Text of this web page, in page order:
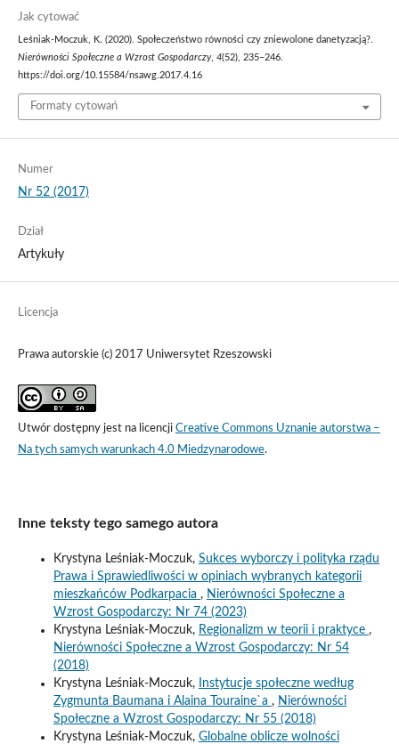
Jak cytować
Leśniak-Moczuk, K. (2020). Społeczeństwo równości czy zniewolone danetyzacją?.
Nierówności Społeczne a Wzrost Gospodarczy, 4(52), 235–246.
https://doi.org/10.15584/nsawg.2017.4.16
Formaty cytowań
Numer
Nr 52 (2017)
Dział
Artykuły
Licencja
Prawa autorskie (c) 2017 Uniwersytet Rzeszowski
Utwór dostępny jest na licencji Creative Commons Uznanie autorstwa –
Na tych samych warunkach 4.0 Miedzynarodowe.
Inne teksty tego samego autora
Krystyna Leśniak-Moczuk, Sukces wyborczy i polityka rządu
Prawa i Sprawiedliwości w opiniach wybranych kategorii
mieszkańców Podkarpacia , Nierówności Społeczne a
Wzrost Gospodarczy: Nr 74 (2023)
Krystyna Leśniak-Moczuk, Regionalizm w teorii i praktyce ,
Nierówności Społeczne a Wzrost Gospodarczy: Nr 54
(2018)
Krystyna Leśniak-Moczuk,
Instytucje społeczne według
Zygmunta Baumana i Alaina Touraine`a , Nierówności
Społeczne a Wzrost Gospodarczy: Nr 55 (2018)
Krystyna Leśniak-Moczuk, Globalne oblicze wolności